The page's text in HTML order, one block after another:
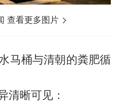
查看更多图片
马桶与清朝的粪肥循
清晰可见：